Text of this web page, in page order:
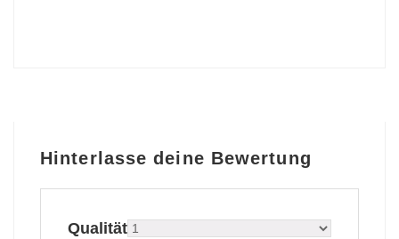
Hinterlasse deine Bewertung
Qualität